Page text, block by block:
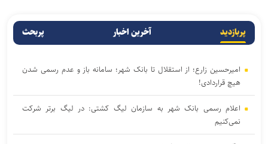
پربازدید آخرین اخبار پربحث
امیرحسین زارع؛ از استقلال تا بانک شهر؛ سامانه‌ باز و عدم رسمی شدن
هیچ قراردادی!
اعلام رسمی بانک شهر به سازمان لیگ کشتی: در لیگ برتر شرکت
نمی‌کنیم